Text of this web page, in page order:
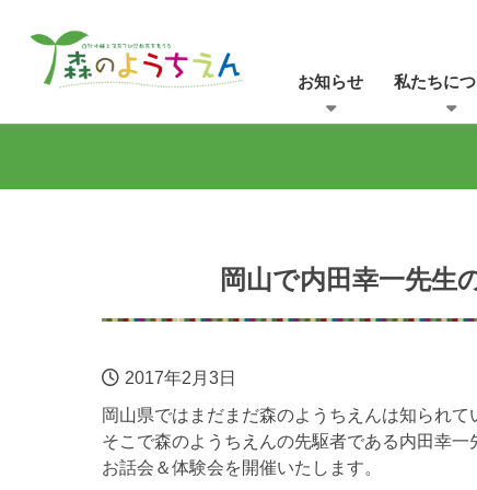
お知らせ 私たちに
岡山で内田幸一先生
2017年2月3日
岡山県ではまだまだ森のようちえんは知られて
そこで森のようちえんの先駆者である内田幸一
お話会＆体験会を開催いたします。